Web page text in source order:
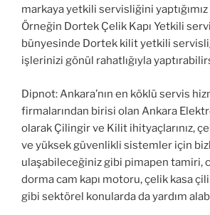
markaya yetkili servisliğini yaptığımız
Örneğin Dortek Çelik Kapı Yetkili
bünyesinde Dortek kilit yetkili
işlerinizi gönül rahatlığıyla
Dipnot: Ankara’nın en köklü servis
firmalarından birisi olan Ankara
olarak Çilingir ve Kilit ihityaçlarınız,
ve yüksek güvenlikli sistemler için
ulaşabileceğiniz gibi pimapen tamiri,
dorma cam kapı motoru, çelik kasa
gibi sektörel konularda da yardım